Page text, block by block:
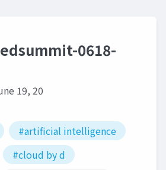
0618-
19, 20
#artificial intelligence
#cloud by d